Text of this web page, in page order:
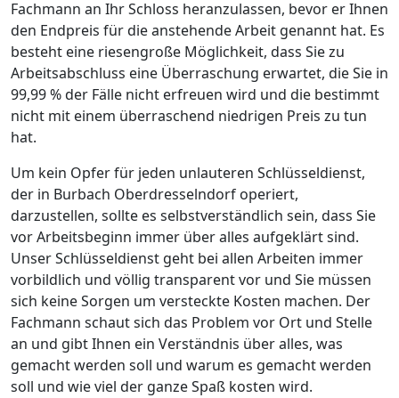
Fachmann an Ihr Schloss heranzulassen, bevor er Ihnen
den Endpreis für die anstehende Arbeit genannt hat. Es
besteht eine riesengroße Möglichkeit, dass Sie zu
Arbeitsabschluss eine Überraschung erwartet, die Sie in
99,99 % der Fälle nicht erfreuen wird und die bestimmt
nicht mit einem überraschend niedrigen Preis zu tun
hat.
Um kein Opfer für jeden unlauteren Schlüsseldienst,
der in Burbach Oberdresselndorf operiert,
darzustellen, sollte es selbstverständlich sein, dass Sie
vor Arbeitsbeginn immer über alles aufgeklärt sind.
Unser Schlüsseldienst geht bei allen Arbeiten immer
vorbildlich und völlig transparent vor und Sie müssen
sich keine Sorgen um versteckte Kosten machen. Der
Fachmann schaut sich das Problem vor Ort und Stelle
an und gibt Ihnen ein Verständnis über alles, was
gemacht werden soll und warum es gemacht werden
soll und wie viel der ganze Spaß kosten wird.